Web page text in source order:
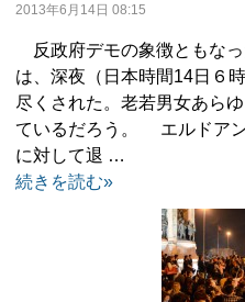
2013年6月14日 08:15
反政府デモの象徴ともな
は、深夜（日本時間14日６
尽くされた。老若男女あら
ているだろう。 エルドア
に対して退 …
続きを読む»